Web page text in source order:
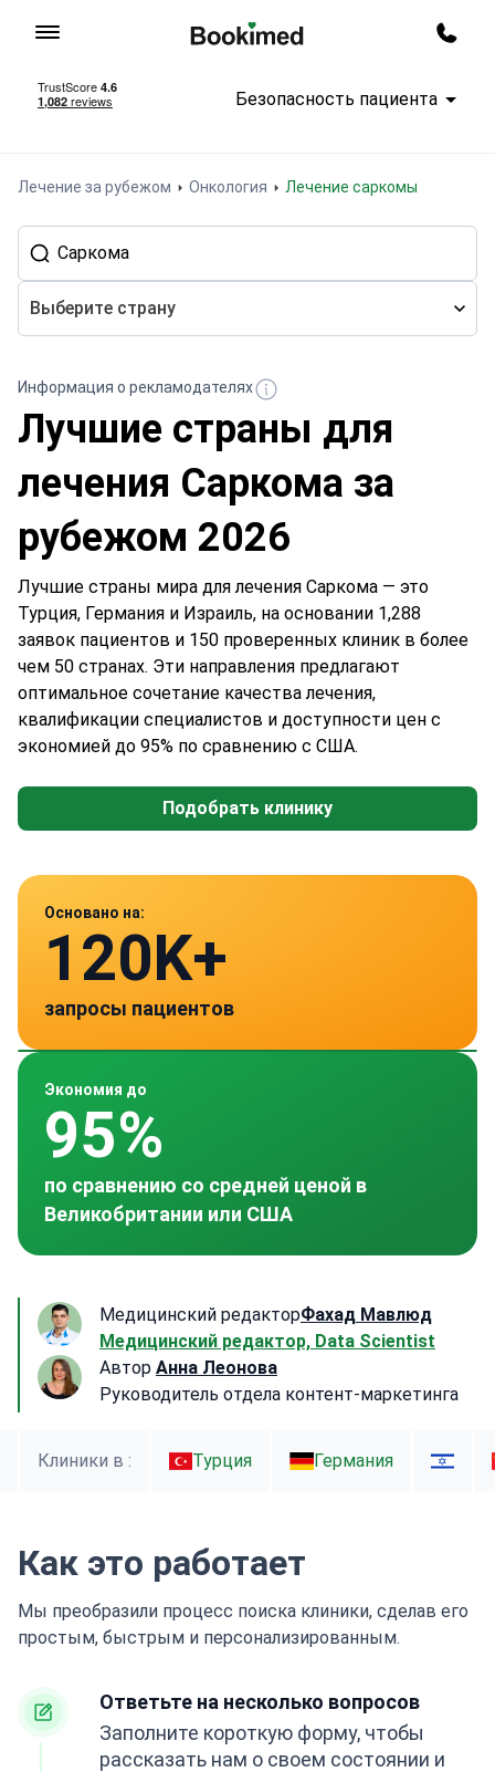
Безопасность пациента
Лечение за рубежом Онкология Лечение саркомы
Выберите страну
Информация о рекламодателях
Лучшие страны для
лечения Саркома за
рубежом 2026
Лучшие страны мира для лечения Саркома — это
Турция, Германия и Израиль, на основании 1,288
заявок пациентов и 150 проверенных клиник в более
чем 50 странах. Эти направления предлагают
оптимальное сочетание качества лечения,
квалификации специалистов и доступности цен с
экономией до 95% по сравнению с США.
Подобрать клинику
Основано на:
120K+
запросы пациентов
Экономия до
95%
по сравнению со средней ценой в
Великобритании или США
Турция
Германия
IL
Данные из
150
проверенных клиник в 30 странах
Медицинский редакторФахад Мавлюд
Медицинский редактор, Data Scientist
Автор Анна Леонова
Руководитель отдела контент-маркетинга
Клиники в : Турция Германия
Как это работает
Мы преобразили процесс поиска клиники, сделав его
простым, быстрым и персонализированным.
Ответьте на несколько вопросов
Заполните короткую форму, чтобы
рассказать нам о своем состоянии и